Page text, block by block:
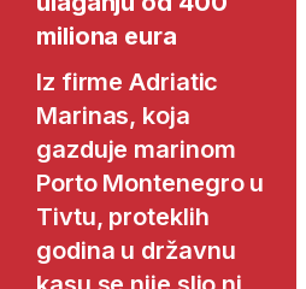
miliona eura
Iz firme Adriatic
Marinas, koja
gazduje marinom
Porto Montenegro u
Tivtu, proteklih
godina u državnu